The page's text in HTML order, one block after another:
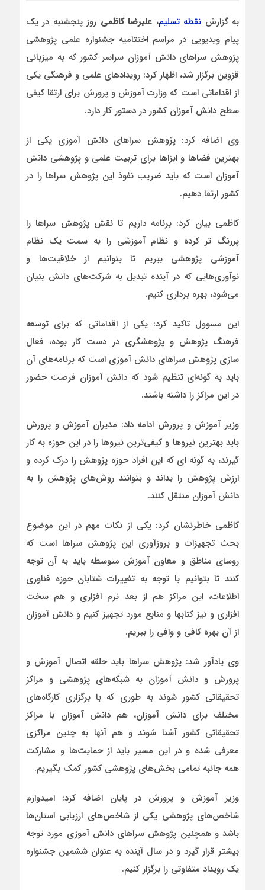
به گزارش نقطه تسلیم، علیرضا کاظمی روز پنجشنبه در یک
پیام ویدیویی در مراسم اختتامیه جشنواره علمی پژوهشی
پژوهش سراهای دانش آموزان سراسر کشور که به میزبانی
قزوین برگزار شد، اظهار کرد: رویدادهای علمی و فرهنگی یکی
از اقداماتی است که وزارت آموزش و پرورش برای ارتقا کیفی
سطح دانش آموزان کشور در دستور کار دارد.
وی اضافه کرد: پژوهش سراهای دانش آموزی یکی از
بهترین فضاها و ابزاها برای تربیت علمی و پژوهشی دانش
آموزان است که باید ضریب نفوذ این پژوهش سراها را در
کشور ارتقا دهیم.
کاظمی بیان کرد: برنامه داریم تا نقش پژوهش سراها را
پررنگ تر کرده و نظام آموزشی را به سمت یک نظام
آموزشی پژوهشی ببریم تا بتوانیم از خلاقیت‌ها و
نوآوری‌هایی که در آینده تبدیل به شرکت‌های دانش بنیان
می‌شود، بهره برداری کنیم.
این مسوول تاکید کرد: یکی از اقداماتی که برای توسعه
فرهنگ پژوهش و پژوهشگری در دست کار بوده، فعال
سازی پژوهش سراهای دانش آموزی است که برنامه‌های آن
باید به گونه‌ای تنظیم شود که دانش آموزان فرصت حضور
در این مراکز را داشته باشند.
وزیر آموزش و پرورش ادامه داد: مدیران آموزش و پرورش
باید بهترین نیروها و کیفی‌ترین نیروها را در این حوزه به کار
گیرند، به گونه ای که این افراد حوزه پژوهش را درک کرده و
ارزش پژوهش را بداند و بتوانند روش‌های پژوهش را به
دانش آموزان منتقل کنند.
کاظمی خاطرنشان کرد: یکی از نکات مهم در این موضوع
بحث تجهیزات و بروزآوری این پژوهش سراها است که
روسای مناطق و معاون آموزش متوسطه باید به آن توجه
کنند تا بتوانیم با توجه به تغییرات شتابان حوزه فناوری
اطلاعات، این مراکز هم از بعد نرم افزاری و هم سخت
افزاری و نیز کتابها و منابع مورد تجهیز کنیم و دانش آموزان
از آن بهره کافی و وافی را ببریم.
وی یادآور شد: پژوهش سراها باید حلقه اتصال آموزش و
پرورش و دانش آموزان به شبکه‌های پژوهشی و مراکز
تحقیقاتی کشور شوند به طوری که با برگزاری کارگاه‌های
مختلف برای دانش آموزان، هم دانش آموزان با مراکز
تحقیقاتی کشور آشنا شوند و هم آنها به چنین مراکزی
معرفی شده و در این مسیر باید از حمایت‌ها و مشارکت
همه جانبه تمامی بخش‌های پژوهشی کشور کمک بگیریم.
وزیر آموزش و پرورش در پایان اضافه کرد: امیدوارم
شاخص‌های پژوهشی یکی از شاخص‌های ارزیابی استان‌ها
باشد و همچنین پژوهش سراهای دانش آموزی مورد توجه
بیشتر قرار گیرد و در سال آینده به عنوان ششمین جشنواره
یک رویداد متفاوتی را برگزار کنیم.